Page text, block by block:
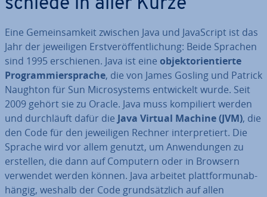
schie­de in aller Kürze
Eine Ge­mein­sam­keit zwischen Java und Ja­va­Script ist das
Jahr der je­wei­li­gen Erst­ver­öf­fent­li­chung: Beide Sprachen
sind 1995 er­schie­nen. Java ist eine ob­jekt­ori­en­tier­te
Pro­gram­mier­spra­che, die von James Gosling und Patrick
Naughton für Sun Mi­cro­sys­tems ent­wi­ckelt wurde. Seit
2009 gehört sie zu Oracle. Java muss kom­pi­liert werden
und durch­läuft dafür die Java Virtual Machine (JVM), die
den Code für den je­wei­li­gen Rechner in­ter­pre­tiert. Die
Sprache wird vor allem genutzt, um An­wen­dun­gen zu
erstellen, die dann auf Computern oder in Browsern
verwendet werden können. Java arbeitet platt­form­un­ab­
hän­gig, weshalb der Code grund­sätz­lich auf allen